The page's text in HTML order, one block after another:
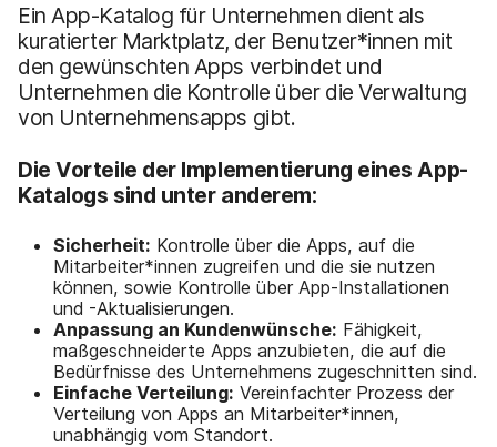
Ein App-Katalog für Unternehmen dient als
kuratierter Marktplatz, der Benutzer*innen mit
den gewünschten Apps verbindet und
Unternehmen die Kontrolle über die Verwaltung
von Unternehmensapps gibt.
Die Vorteile der Implementierung eines App-
Katalogs sind unter anderem:
Sicherheit: Kontrolle über die Apps, auf die
Mitarbeiter*innen zugreifen und die sie nutzen
können, sowie Kontrolle über App-Installationen
und -Aktualisierungen.
Anpassung an Kundenwünsche: Fähigkeit,
maßgeschneiderte Apps anzubieten, die auf die
Bedürfnisse des Unternehmens zugeschnitten sind.
Einfache Verteilung: Vereinfachter Prozess der
Verteilung von Apps an Mitarbeiter*innen,
unabhängig vom Standort.